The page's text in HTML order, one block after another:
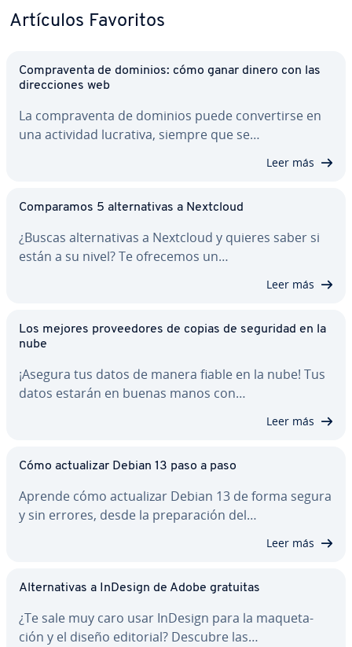
Artículos Favoritos
Co­m­pra­ve­n­ta de dominios: cómo ganar dinero con las
di­re­c­cio­nes web
La co­m­pra­ve­n­ta de dominios puede co­n­ve­r­ti­r­se en
una actividad lucrativa, siempre que se…
Leer más
Co­m­pa­ra­mos 5 al­te­r­na­ti­vas a Nextcloud
¿Buscas al­te­r­na­ti­vas a Nextcloud y quieres saber si
están a su nivel? Te ofrecemos un…
Leer más
Los mejores pro­vee­do­res de copias de seguridad en la
nube
¡Asegura tus datos de manera fiable en la nube! Tus
datos estarán en buenas manos con…
Leer más
Cómo ac­tua­li­zar Debian 13 paso a paso
Aprende cómo ac­tua­li­zar Debian 13 de forma segura
y sin errores, desde la pre­pa­ra­ción del…
Leer más
Al­te­r­na­ti­vas a InDesign de Adobe gratuitas
¿Te sale muy caro usar InDesign para la ma­que­ta­
ción y el diseño editorial? Descubre las…